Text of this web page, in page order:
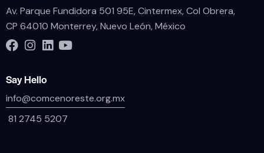
Av. Parque Fundidora 501 95E, Cintermex, Col Obrera,
CP 64010 Monterrey, Nuevo León, México
Say Hello
info@comcenoreste.org.mx
81 2745 5207